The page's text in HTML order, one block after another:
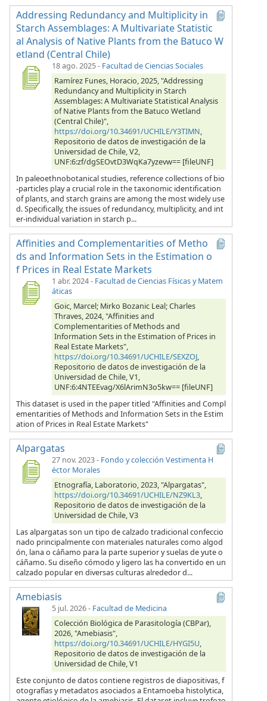
Addressing Redundancy and Multiplicity in
Starch Assemblages: A Multivariate Statistic
al Analysis of Native Plants from the Batuco W
etland (Central Chile)
18 ago. 2025- Facultad de Ciencias Sociales
Ramírez Funes, Horacio, 2025, "Addressing
Redundancy and Multiplicity in Starch
Assemblages: A Multivariate Statistical Analysis
of Native Plants from the Batuco Wetland
(Central Chile)",
https://doi.org/10.34691/UCHILE/Y3TIMN,
Repositorio de datos de investigación de la
Universidad de Chile, V2,
UNF:6:zf/dgSEOvtD3WqKa7yzevw== [fileUNF]
In paleoethnobotanical studies, reference collections of bio
-particles play a crucial role in the taxonomic identification
of plants, and starch grains are among the most widely use
d. Specifically, the issues of redundancy, multiplicity, and int
er-individual variation in starch p...
Affinities and Complementarities of Metho
ds and Information Sets in the Estimation o
f Prices in Real Estate Markets
1 abr. 2024- Facultad de Ciencias Físicas y Matem
áticas
Goic, Marcel; Mirko Bozanic Leal; Charles
Thraves, 2024, "Affinities and
Complementarities of Methods and
Information Sets in the Estimation of Prices in
Real Estate Markets",
https://doi.org/10.34691/UCHILE/SEXZOJ,
Repositorio de datos de investigación de la
Universidad de Chile, V1,
UNF:6:4NTEEvag/X6lArimN3o5kw== [fileUNF]
This dataset is used in the paper titled "Affinities and Compl
ementarities of Methods and Information Sets in the Estim
ation of Prices in Real Estate Markets"
Alpargatas
27 nov. 2023- Fondo y colección Vestimenta H
éctor Morales
Etnografía, Laboratorio, 2023, "Alpargatas",
https://doi.org/10.34691/UCHILE/NZ9KL3,
Repositorio de datos de investigación de la
Universidad de Chile, V3
Las alpargatas son un tipo de calzado tradicional confeccio
nado principalmente con materiales naturales como algod
ón, lana o cáñamo para la parte superior y suelas de yute o
cáñamo. Su diseño cómodo y ligero las ha convertido en un
calzado popular en diversas culturas alrededor d...
Amebiasis
5 jul. 2026- Facultad de Medicina
Colección Biológica de Parasitología (CBPar),
2026, "Amebiasis",
https://doi.org/10.34691/UCHILE/HYGI5U,
Repositorio de datos de investigación de la
Universidad de Chile, V1
Este conjunto de datos contiene registros de diapositivas, f
otografías y metadatos asociados a Entamoeba histolytica,